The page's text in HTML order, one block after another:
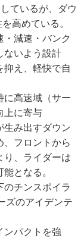
ているが、ダウ
高めている。
・減速・バンク
ないよう設計
抑え、軽快で自
に高速域（サー
上に寄与
み出すダウン
、フロントから
り、ライダーは
となる。
のチンスポイラ
ズのアイデンテ
ンパクトを強